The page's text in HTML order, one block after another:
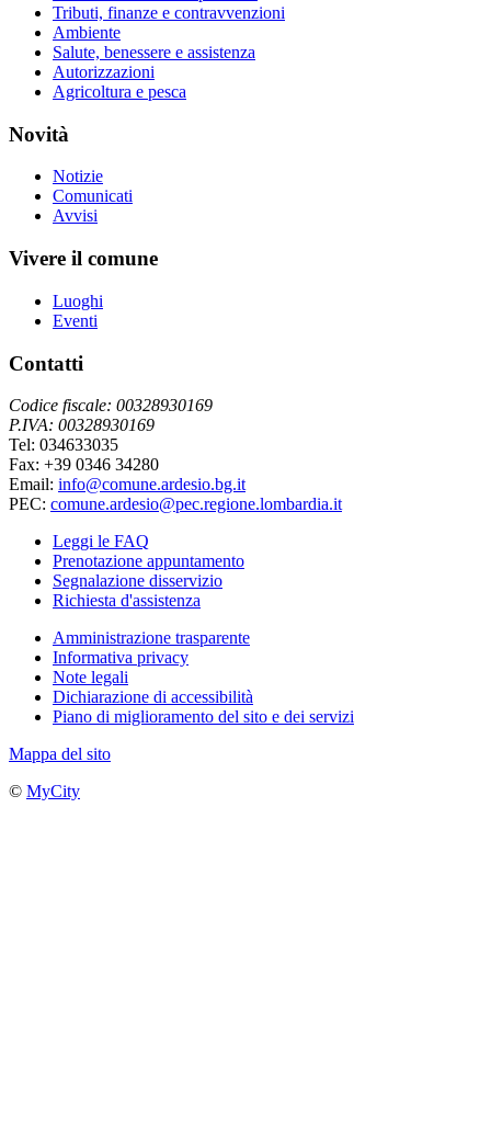
Tributi, finanze e contravvenzioni
Ambiente
Salute, benessere e assistenza
Autorizzazioni
Agricoltura e pesca
Novità
Notizie
Comunicati
Avvisi
Vivere il comune
Luoghi
Eventi
Contatti
Codice fiscale: 00328930169
P.IVA: 00328930169
Tel: 034633035
Fax: +39 0346 34280
Email: info@comune.ardesio.bg.it
PEC: comune.ardesio@pec.regione.lombardia.it
Leggi le FAQ
Prenotazione appuntamento
Segnalazione disservizio
Richiesta d'assistenza
Amministrazione trasparente
Informativa privacy
Note legali
Dichiarazione di accessibilità
Piano di miglioramento del sito e dei servizi
Mappa del sito
© MyCity